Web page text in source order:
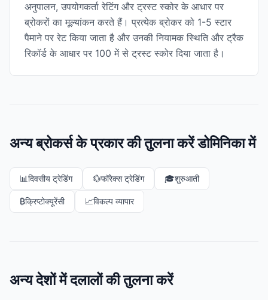
अनुपालन, उपयोगकर्ता रेटिंग और ट्रस्ट स्कोर के आधार पर
ब्रोकरों का मूल्यांकन करते हैं। प्रत्येक ब्रोकर को 1-5 स्टार
पैमाने पर रेट किया जाता है और उनकी नियामक स्थिति और ट्रैक
रिकॉर्ड के आधार पर 100 में से ट्रस्ट स्कोर दिया जाता है।
अन्य ब्रोकर्स के प्रकार की तुलना करें डोमिनिका में
📊दिवसीय ट्रेडिंग 💱फॉरेक्स ट्रेडिंग 🎓शुरुआती
₿क्रिप्टोक्यूरेंसी 📈विकल्प व्यापार
अन्य देशों में दलालों की तुलना करें